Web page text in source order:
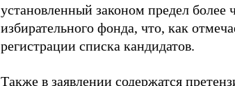
установленный законом предел более
избирательного фонда, что, как
регистрации списка кандидатов.
Также в заявлении содержатся